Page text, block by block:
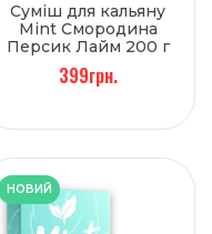
Суміш для кальяну
Mint Смородина
Персик Лайм 200 г
399грн.
НОВИЙ